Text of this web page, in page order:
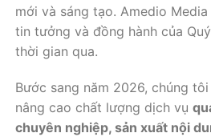
mới và sáng tạo. Amedio
tin tưởng và đồng hành của
thời gian qua.
Bước sang năm 2026, chúng
nâng cao chất lượng dịch vụ
chuyên nghiệp, sản xuất nội